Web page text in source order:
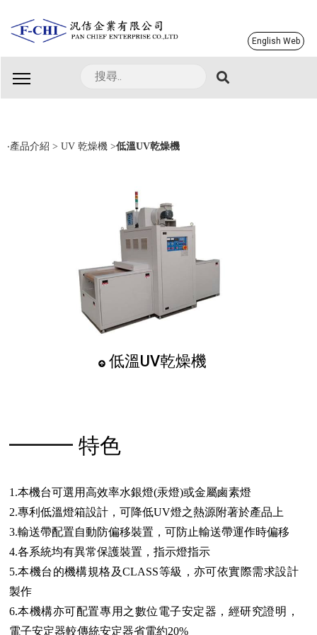
English Web
‧產品介紹 > UV 乾燥機 >低溫UV乾燥機
低溫UV乾燥機
━━━ 特色
1.本機台可選用高效率水銀燈(汞燈)或金屬鹵素燈
2.專利低溫燈箱設計，可降低UV燈之熱源附著於產品上
3.輸送帶配置自動防偏移裝置，可防止輸送帶運作時偏移
4.各系統均有異常保護裝置，指示燈指示
5.本機台的機構規格及CLASS等級，亦可依實際需求設計
製作
6.本機構亦可配置專用之數位電子安定器，經研究證明，
電子安定器較傳統安定器省電約20%